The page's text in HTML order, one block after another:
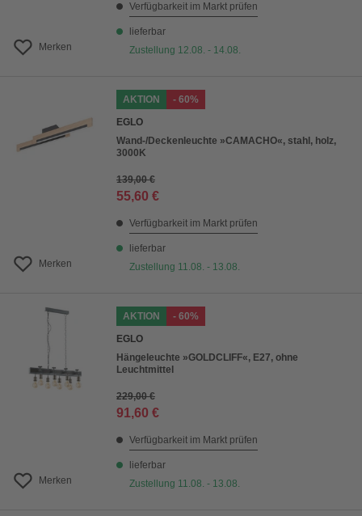
Merken
Verfügbarkeit im Markt prüfen
lieferbar
Zustellung 12.08. - 14.08.
Merken
AKTION
- 60%
EGLO
Wand-/Deckenleuchte »CAMACHO«, stahl, holz,
3000K
139,00 €
55,60 €
Verfügbarkeit im Markt prüfen
lieferbar
Zustellung 11.08. - 13.08.
Merken
AKTION
- 60%
EGLO
Hängeleuchte »GOLDCLIFF«, E27, ohne
Leuchtmittel
229,00 €
91,60 €
Verfügbarkeit im Markt prüfen
lieferbar
Zustellung 11.08. - 13.08.